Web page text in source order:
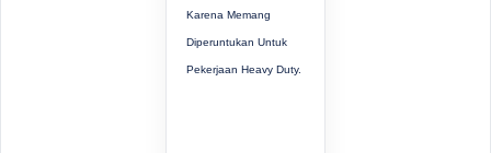
Karena Memang
Diperuntukan Untuk
Pekerjaan Heavy Duty.